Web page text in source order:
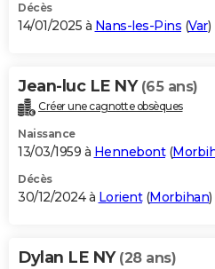
Décès
14/01/2025 à Nans-les-Pins (Var)
Jean-luc LE NY (65 ans)
Créer une cagnotte obsèques
Naissance
13/03/1959 à Hennebont(
Décès
30/12/2024 à Lorient(Morbihan)
Dylan LE NY (28 ans)